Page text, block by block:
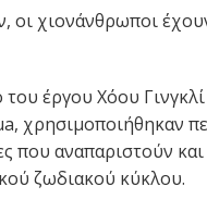
οι χιονάνθρωποι
έργου Χόου
χρησιμοποιήθηκαν
που αναπαριστούν
ζωδιακού κύκλου.